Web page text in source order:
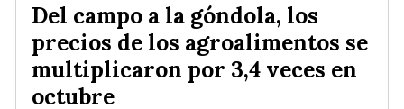
Del campo a la góndola, los
precios de los agroalimentos se
multiplicaron por 3,4 veces en
octubre